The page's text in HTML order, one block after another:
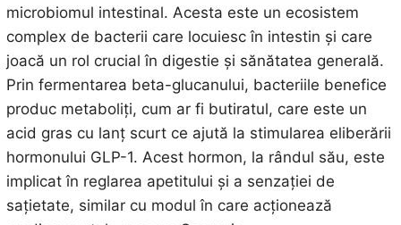
microbiomul intestinal. Acesta este un ecosistem
complex de bacterii care locuiesc în intestin și care
joacă un rol crucial în digestie și sănătatea generală.
Prin fermentarea beta-glucanului, bacteriile benefice
produc metaboliți, cum ar fi butiratul, care este un
acid gras cu lanț scurt ce ajută la stimularea eliberării
hormonului GLP-1. Acest hormon, la rândul său, este
implicat în reglarea apetitului și a senzației de
sațietate, similar cu modul în care acționează